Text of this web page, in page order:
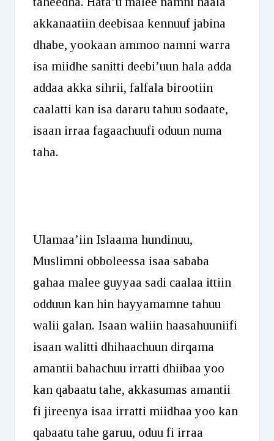
akkanaatiin deebisaa kennuuf jabina
dhabe, yookaan ammoo namni warra
isa miidhe sanitti deebi’uun hala adda
addaa akka sihrii, falfala birootiin
caalatti kan isa dararu tahuu sodaate,
isaan irraa fagaachuufi oduun numa
taha.
Ulamaa’iin Islaama hundinuu,
Muslimni obboleessa isaa sababa
gahaa malee guyyaa sadi caalaa ittiin
odduun kan hin hayyamamne tahuu
walii galan. Isaan waliin haasahuuniifi
isaan walitti dhihaachuun dirqama
amantii bahachuu irratti dhiibaa yoo
kan qabaatu tahe, akkasumas amantii
fi jireenya isaa irratti miidhaa yoo kan
qabaatu tahe garuu, oduu fi irraa